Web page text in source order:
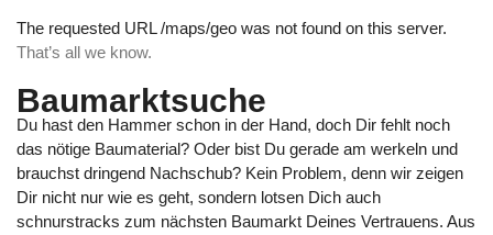
The requested URL/maps/geo was not found on this server.
That’s all we know.
Baumarktsuche
Du hast den Hammer schon in der Hand, doch Dir fehlt noch
das nötige Baumaterial? Oder bist Du gerade am werkeln und
brauchst dringend Nachschub? Kein Problem, denn wir zeigen
Dir nicht nur wie es geht, sondern lotsen Dich auch
schnurstracks zum nächsten Baumarkt Deines Vertrauens. Aus